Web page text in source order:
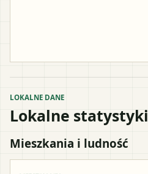
LOKALNE DANE
Lokalne statystyki
Mieszkania i ludność